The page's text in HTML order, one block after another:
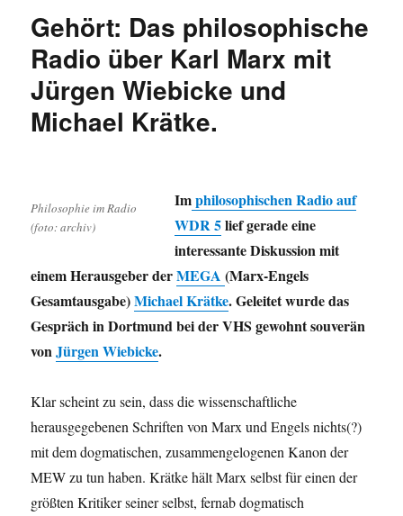
Zum
Gehört: Das philosophische
Radio über Karl Marx mit
Jürgen Wiebicke und
Michael Krätke.
Philosophie im Radio
(foto: archiv)
Imphilosophischen Radio auf
WDR 5lief gerade eine
interessante Diskussion mit
einem Herausgeber derMEGA(Marx-Engels
Gesamtausgabe)Michael Krätke. Geleitet wurde das
Gespräch in Dortmund bei der VHS gewohnt souverän
vonJürgen Wiebicke.
Klar scheint zu sein, dass die wissenschaftliche
herausgegebenen Schriften von Marx und Engels nichts(?)
mit dem dogmatischen, zusammengelogenen Kanon der
MEW zu tun haben. Krätke hält Marx selbst für einen der
größten Kritiker seiner selbst, fernab dogmatisch